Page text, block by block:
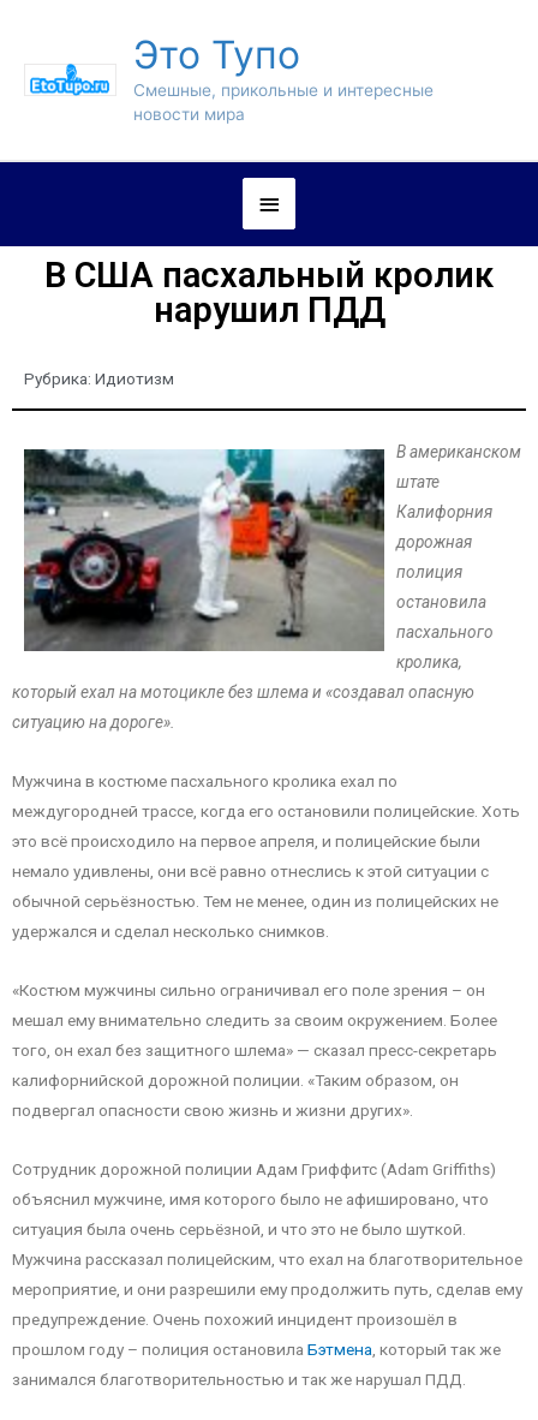
Это Тупо
Смешные, прикольные и интересные
новости мира
В США пасхальный кролик
нарушил ПДД
Рубрика: Идиотизм
В американском
штате
Калифорния
дорожная
полиция
остановила
пасхального
кролика,
который ехал на мотоцикле без шлема и «создавал опасную
ситуацию на дороге».
Мужчина в костюме пасхального кролика ехал по
междугородней трассе, когда его остановили полицейские. Хоть
это всё происходило на первое апреля, и полицейские были
немало удивлены, они всё равно отнеслись к этой ситуации с
обычной серьёзностью. Тем не менее, один из полицейских не
удержался и сделал несколько снимков.
«Костюм мужчины сильно ограничивал его поле зрения – он
мешал ему внимательно следить за своим окружением. Более
того, он ехал без защитного шлема» — сказал пресс-секретарь
калифорнийской дорожной полиции. «Таким образом, он
подвергал опасности свою жизнь и жизни других».
Сотрудник дорожной полиции Адам Гриффитс (Adam Griffiths)
объяснил мужчине, имя которого было не афишировано, что
ситуация была очень серьёзной, и что это не было шуткой.
Мужчина рассказал полицейским, что ехал на благотворительное
мероприятие, и они разрешили ему продолжить путь, сделав ему
предупреждение. Очень похожий инцидент произошёл в
прошлом году – полиция остановила Бэтмена , который так же
занимался благотворительностью и так же нарушал ПДД.